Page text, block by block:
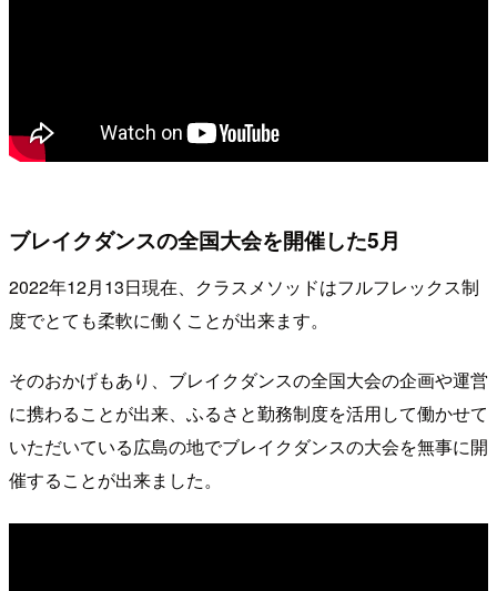
ブレイクダンスの全国大会を開催した5月
2022年12月13日現在、クラスメソッドはフルフレックス制
度でとても柔軟に働くことが出来ます。
そのおかげもあり、ブレイクダンスの全国大会の企画や運営
に携わることが出来、ふるさと勤務制度を活用して働かせて
いただいている広島の地でブレイクダンスの大会を無事に開
催することが出来ました。